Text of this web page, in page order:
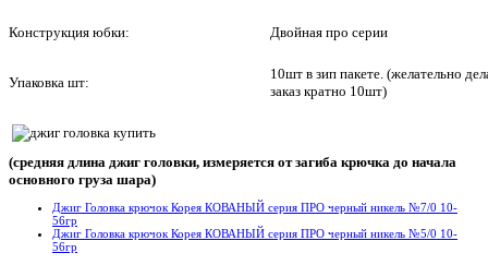
Конструкция юбки: Двойная про серии
Упаковка шт:
10шт в зип пакете. (желательно
заказ кратно 10шт)
(средняя длина джиг головки, измеряется от загиба крючка до начала
основного груза шара)
Джиг Головка крючок Корея КОВАНЫЙ серия ПРО черный никель №7/0 10-
56гр
Джиг Головка крючок Корея КОВАНЫЙ серия ПРО черный никель №5/0 10-
56гр